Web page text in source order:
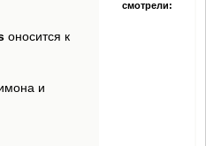
оносится к
и
смотрели: